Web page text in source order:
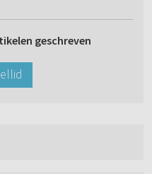
geschreven